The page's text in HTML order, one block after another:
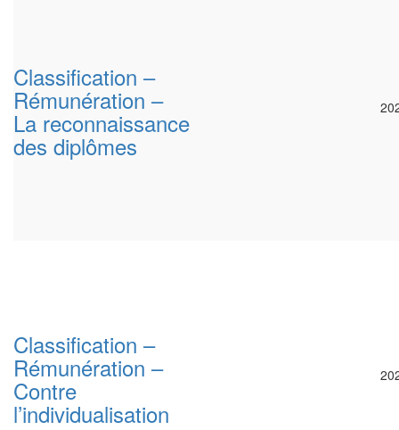
Classification –
Rémunération –
La reconnaissance
des diplômes
Classification –
Rémunération –
Contre
l’individualisation